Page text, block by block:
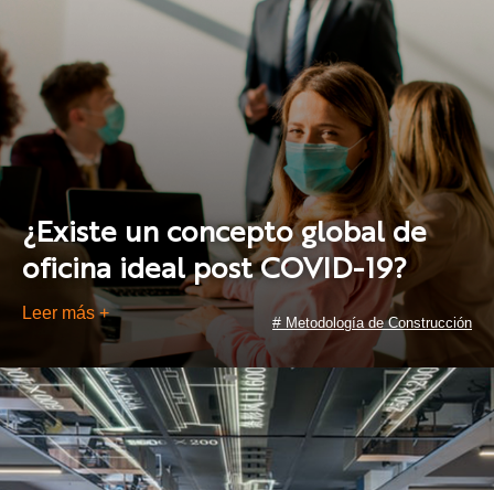
¿Existe un concepto global de
oficina ideal post COVID-19?
Leer más + # Metodología de Construcción